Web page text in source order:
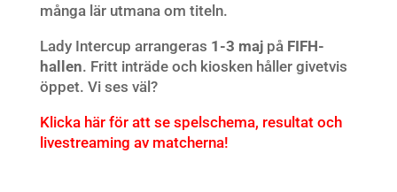
många lär utmana om titeln.
Lady Intercup arrangeras 1-3 majpå FIFH-
hallen. Fritt inträde och kiosken håller givetvis
öppet. Vi ses väl?
Klicka här för att se spelschema, resultat och
livestreaming av matcherna!